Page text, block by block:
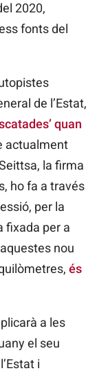
2020,
fonts del
de l’Estat,
quan
actualment
la firma
ho fa a través
per la
fixada per a
nou
és
a les
el seu
i